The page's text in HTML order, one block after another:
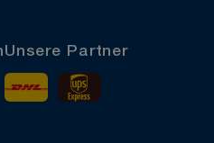
Unsere Partner
DHL